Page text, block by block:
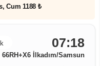
Cum 1188 ₺
07:18
66RH+X6 İlkadım/Samsun